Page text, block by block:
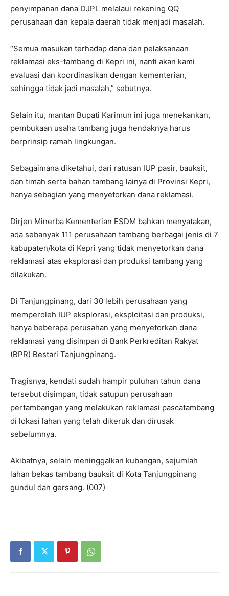
penyimpanan dana DJPL melalaui rekening QQ
perusahaan dan kepala daerah tidak menjadi masalah.
“Semua masukan terhadap dana dan pelaksanaan
reklamasi eks-tambang di Kepri ini, nanti akan kami
evaluasi dan koordinasikan dengan kementerian,
sehingga tidak jadi masalah,” sebutnya.
Selain itu, mantan Bupati Karimun ini juga menekankan,
pembukaan usaha tambang juga hendaknya harus
berprinsip ramah lingkungan.
Sebagaimana diketahui, dari ratusan IUP pasir, bauksit,
dan timah serta bahan tambang lainya di Provinsi Kepri,
hanya sebagian yang menyetorkan dana reklamasi.
Dirjen Minerba Kementerian ESDM bahkan menyatakan,
ada sebanyak 111 perusahaan tambang berbagai jenis di 7
kabupaten/kota di Kepri yang tidak menyetorkan dana
reklamasi atas eksplorasi dan produksi tambang yang
dilakukan.
Di Tanjungpinang, dari 30 lebih perusahaan yang
memperoleh IUP eksplorasi, eksploitasi dan produksi,
hanya beberapa perusahan yang menyetorkan dana
reklamasi yang disimpan di Bank Perkreditan Rakyat
(BPR) Bestari Tanjungpinang.
Tragisnya, kendati sudah hampir puluhan tahun dana
tersebut disimpan, tidak satupun perusahaan
pertambangan yang melakukan reklamasi pascatambang
di lokasi lahan yang telah dikeruk dan dirusak
sebelumnya.
Akibatnya, selain meninggalkan kubangan, sejumlah
lahan bekas tambang bauksit di Kota Tanjun‎gpinang
gundul dan gersang. (007)